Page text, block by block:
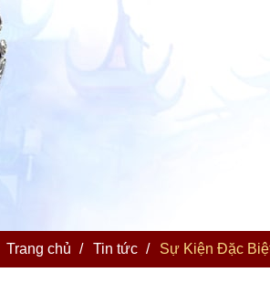
Trang chủ / Tin tức / Sự Kiện Đặc